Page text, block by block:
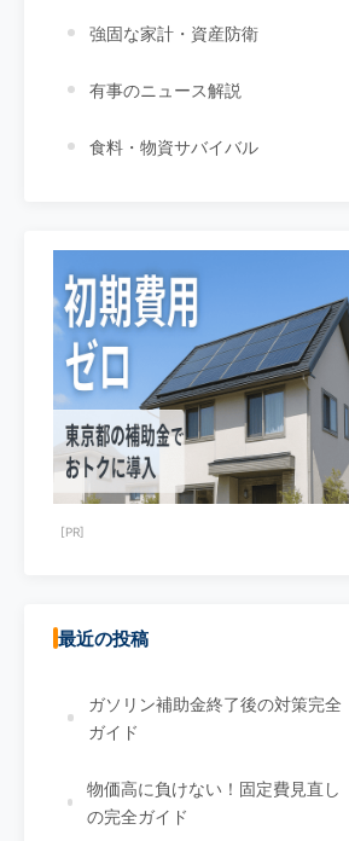
強固な家計・資産防衛
有事のニュース解説
食料・物資サバイバル
[PR]
最近の投稿
ガソリン補助金終了後の対策完全
ガイド
物価高に負けない！固定費見直し
の完全ガイド